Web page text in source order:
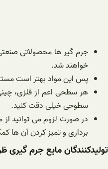
جرم گیر ها محصولاتی
خواهند شد.
پس این مواد بهتر است
هر سطحی اعم از فلزی،
سطوحی خیلی دقت کنید.
در صورت لزوم می توانید
برداری و تمیز کردن آن ها
تولیدکنندگان مایع جرم گیری